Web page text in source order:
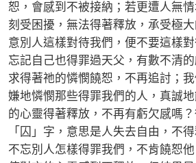
恕，會感到不被接納；若更遭人無
刻受困擾，無法得著釋放，承受極
意別人這樣對待我們，便不要這樣
忘記自己也得罪過天父，有數不清
求得著祂的憐憫饒恕，不再追討；
嫌地憐憫那些得罪我們的人，真誠
的心靈得著釋放，不再有虧欠感嗎
「囚」字，意思是人失去自由，不
不忘別人怎樣得罪我們，不肯饒恕